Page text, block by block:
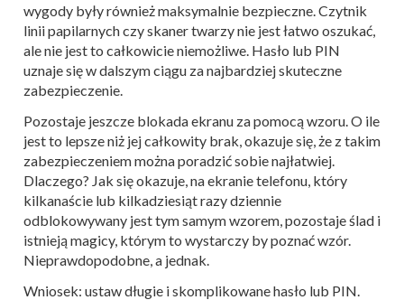
wygody były również maksymalnie bezpieczne. Czytnik
linii papilarnych czy skaner twarzy nie jest łatwo oszukać,
ale nie jest to całkowicie niemożliwe. Hasło lub PIN
uznaje się w dalszym ciągu za najbardziej skuteczne
zabezpieczenie.
Pozostaje jeszcze blokada ekranu za pomocą wzoru. O ile
jest to lepsze niż jej całkowity brak, okazuje się, że z takim
zabezpieczeniem można poradzić sobie najłatwiej.
Dlaczego? Jak się okazuje, na ekranie telefonu, który
kilkanaście lub kilkadziesiąt razy dziennie
odblokowywany jest tym samym wzorem, pozostaje ślad i
istnieją magicy, którym to wystarczy by poznać wzór.
Nieprawdopodobne, a jednak.
Wniosek: ustaw długie i skomplikowane hasło lub PIN.